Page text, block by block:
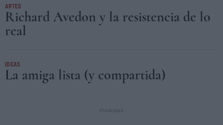
ARTES
Richard Avedon y la resistencia de lo
real
IDEAS
La amiga lista (y compartida)